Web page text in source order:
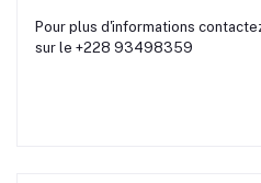
Pour plus d'informations
sur le ‪+228 93498359